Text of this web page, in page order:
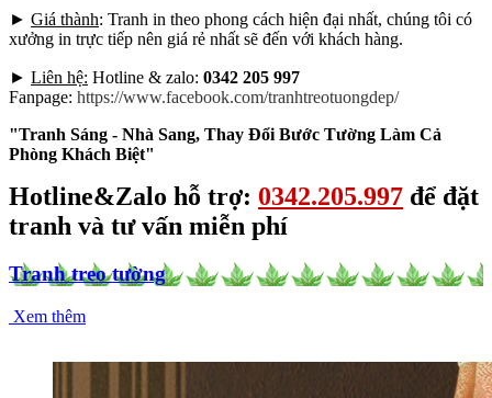
► Giá thành: Tranh in theo phong cách hiện đại nhất, chúng tôi có
xưởng in trực tiếp nên giá rẻ nhất sẽ đến với khách hàng.
► Liên hệ: Hotline & zalo: 0342 205 997
Fanpage: https://www.facebook.com/tranhtreotuongdep/
"Tranh Sáng - Nhà Sang, Thay Đổi Bước Tường Làm Cả
Phòng Khách Biệt"
Hotline&Zalo hỗ trợ: 0342.205.997 để đặt
tranh và tư vấn miễn phí
Tranh treo tường
Xem thêm